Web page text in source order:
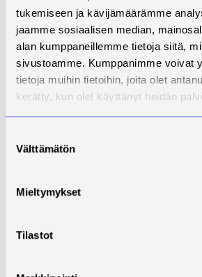
tukemiseen ja kävijämäärämme
jaamme sosiaalisen median,
alan kumppaneillemme tietoja siitä,
sivustoamme. Kumppanimme voivat
tietoja muihin tietoihin, joita olet
kerätty, kun olet käyttänyt heidän
valinta
Välttämätön
Mieltymykset
Tilastot